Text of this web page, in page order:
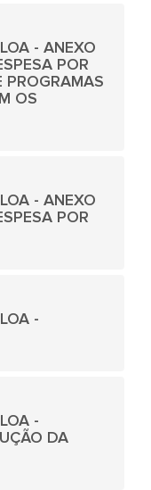
- ANEXO
POR
PROGRAMAS
OS
- ANEXO
POR
-
-
DA